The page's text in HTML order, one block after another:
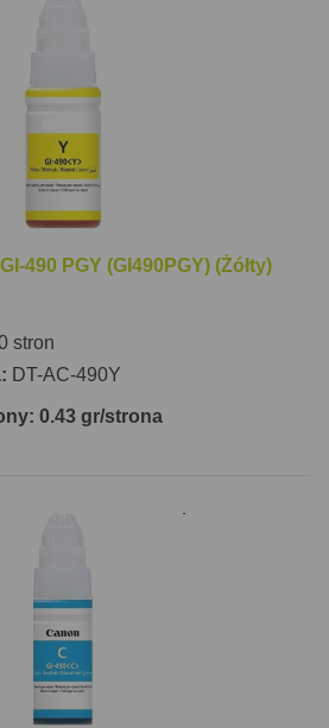
490 PGY (GI490PGY) (Żółty)
stron
DT-AC-490Y
0.43 gr/strona